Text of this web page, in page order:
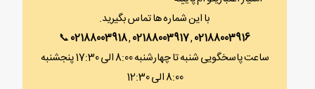
با این شماره ها تماس بگیرید.
02188003916
,
02188003917
,
02188003918
📞
ساعت پاسخگویی شنبه تا چهارشنبه 8:00 الی 17:30 پنجشنبه
8:00 الی 12:30